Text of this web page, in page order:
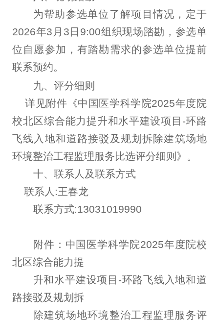
为帮助参选单位了解项目情况，定于
2026年3月3日9:00组织现场踏勘，参选单
位自愿参加，有踏勘需求的参选单位提前
联系预约。
九、 评分细则
详见附件《中国医学科学院2025年度院
校北区综合能力提升和水平建设项目-环路
飞线入地和道路接驳及规划拆除建筑场地
环境整治工程监理服务比选评分细则》。
十、联系人及联系方式
联系人:王春龙
联系方式:13031019990
附件：中国医学科学院2025年度院校
北区综合能力提
升和水平建设项目-环路飞线入地和道
路接驳及规划拆
除建筑场地环境整治工程监理服务评